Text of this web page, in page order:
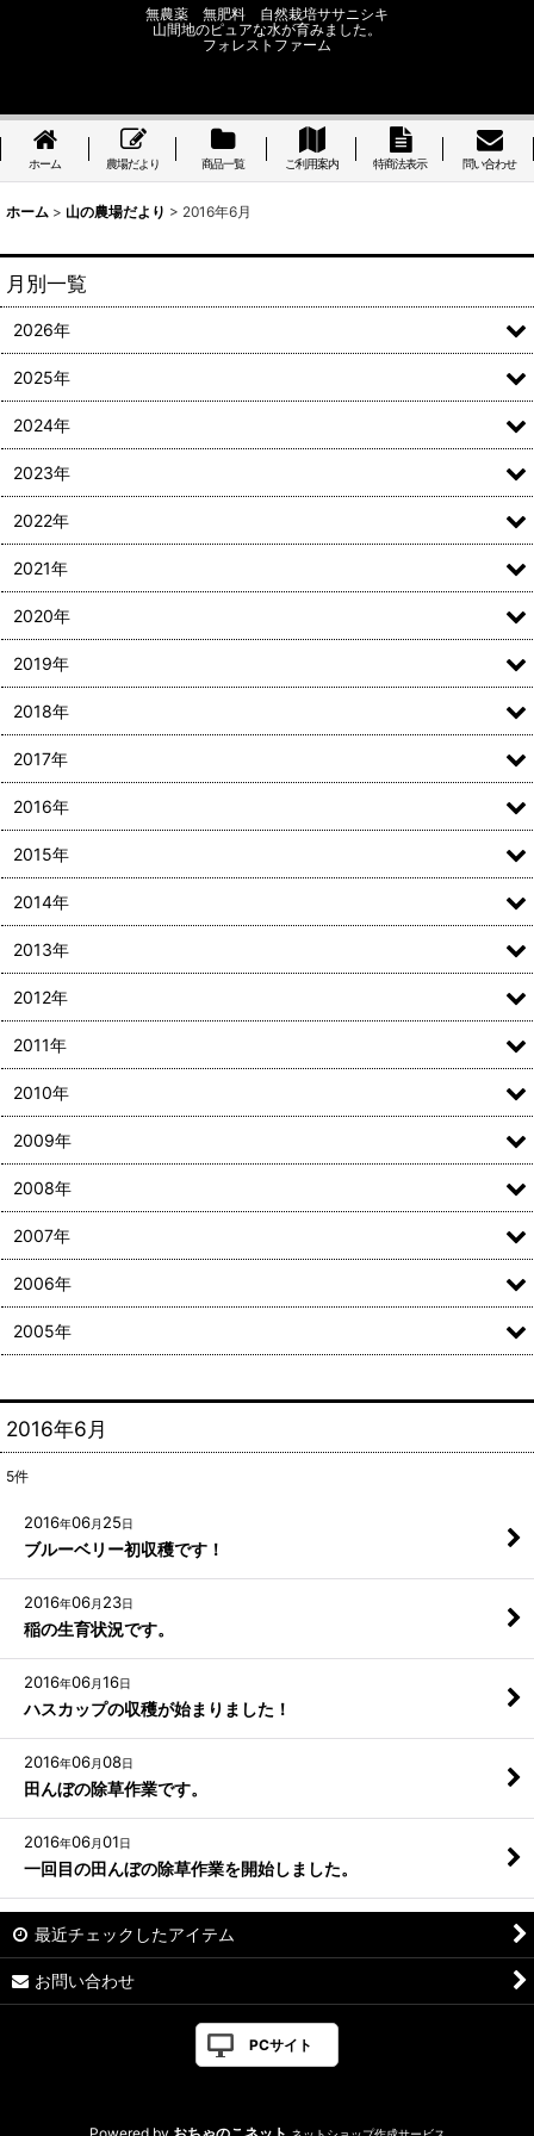
無農薬 無肥料 自然栽培ササニシキ
山間地のピュアな水が育みました。
フォレストファーム
ホーム 農場だより 商品一覧 ご利用案内 特商法表示 問い合わせ
ホーム > 山の農場だより > 2016年6月
2016年6月
5件
2016年06月 25日
ブルーベリー初収穫です！
2016年06月 23日
稲の生育状況です。
2016年06月16日
ハスカップの収穫が始まりました！
2016年06月08日
田んぼの除草作業です。
2016年06月01日
一回目の田んぼの除草作業を開始しました。
月別一覧
2026年
2025年
2024年
2023年
2022年
2021年
2020年
2019年
2018年
2017年
2016年
2015年
2014年
2013年
2012年
2011年
2010年
2009年
2008年
2007年
2006年
2005年
最近チェックしたアイテム
お問い合わせ
PCサイト